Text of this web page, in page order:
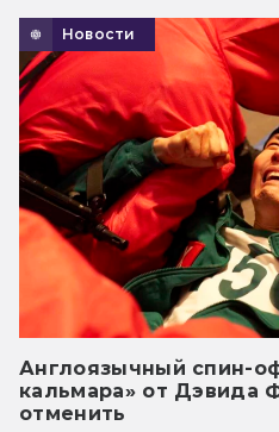
Новости
Англоязычный спин-
кальмара» от Дэвида
отменить